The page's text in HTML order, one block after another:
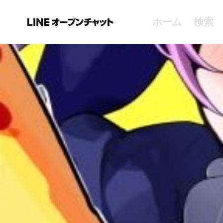
ホーム 検索